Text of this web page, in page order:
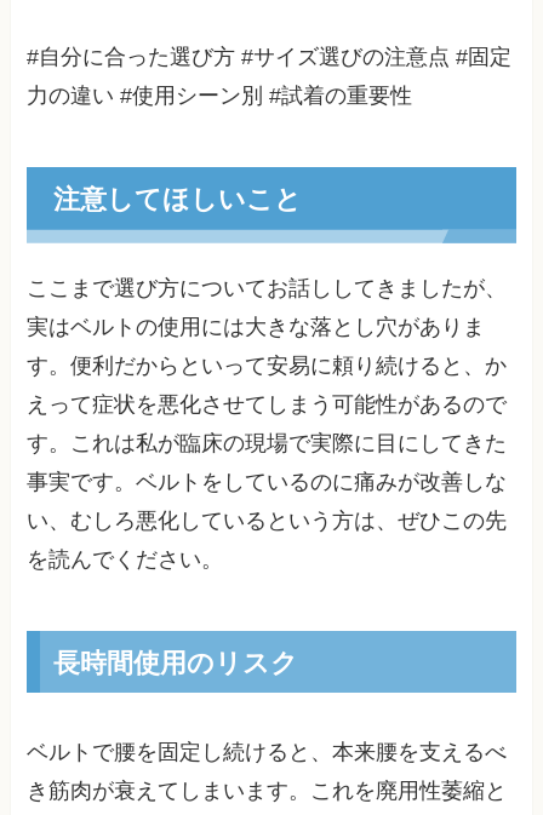
#自分に合った選び方 #サイズ選びの注意点 #固定
力の違い #使用シーン別 #試着の重要性
注意してほしいこと
ここまで選び方についてお話ししてきましたが、
実はベルトの使用には大きな落とし穴がありま
す。便利だからといって安易に頼り続けると、か
えって症状を悪化させてしまう可能性があるので
す。これは私が臨床の現場で実際に目にしてきた
事実です。ベルトをしているのに痛みが改善しな
い、むしろ悪化しているという方は、ぜひこの先
を読んでください。
長時間使用のリスク
ベルトで腰を固定し続けると、本来腰を支えるべ
き筋肉が衰えてしまいます。これを廃用性萎縮と